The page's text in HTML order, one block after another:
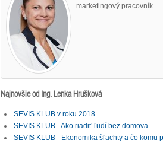
marketingový pracovník
Najnovšie od Ing. Lenka Hrušková
SEVIS KLUB v roku 2018
SEVIS KLUB - Ako riadiť ľudí bez domova
SEVIS KLUB - Ekonomika šľachty a čo komu